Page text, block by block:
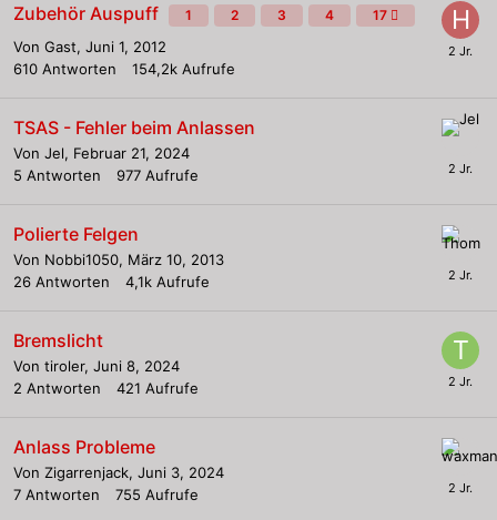
Zubehör Auspuff 1 2 3 4 17
Von Gast, Juni 1, 2012
610 Antworten 154,2k Aufrufe
TSAS - Fehler beim Anlassen
Von Jel, Februar 21, 2024
5 Antworten 977 Aufrufe
Polierte Felgen
Von Nobbi1050, März 10, 2013
26 Antworten 4,1k Aufrufe
Bremslicht
Von tiroler, Juni 8, 2024
2 Antworten 421 Aufrufe
Anlass Probleme
Von Zigarrenjack, Juni 3, 2024
7 Antworten 755 Aufrufe